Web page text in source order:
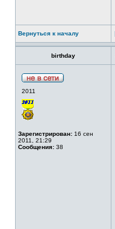
Вернуться к началу
birthday
2011
Зарегистрирован: 16 сен
2011, 21:29
Сообщения: 38